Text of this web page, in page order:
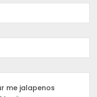
me jalapenos